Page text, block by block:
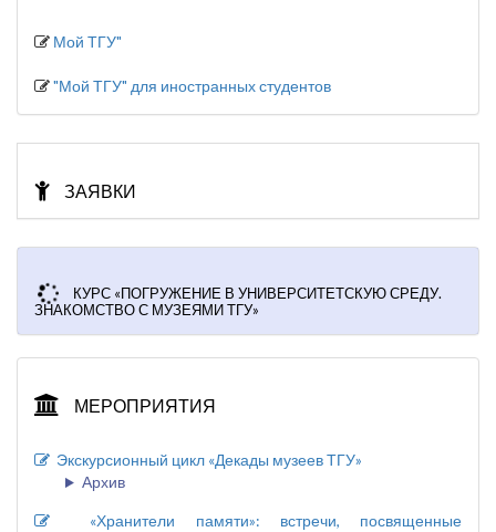
Мой ТГУ"
"Мой ТГУ" для иностранных студентов
ЗАЯВКИ
КУРС «ПОГРУЖЕНИЕ В УНИВЕРСИТЕТСКУЮ СРЕДУ.
ЗНАКОМСТВО С МУЗЕЯМИ ТГУ»
МЕРОПРИЯТИЯ
Экскурсионный цикл «Декады музеев ТГУ»
Архив
«Хранители памяти»: встречи, посвященные